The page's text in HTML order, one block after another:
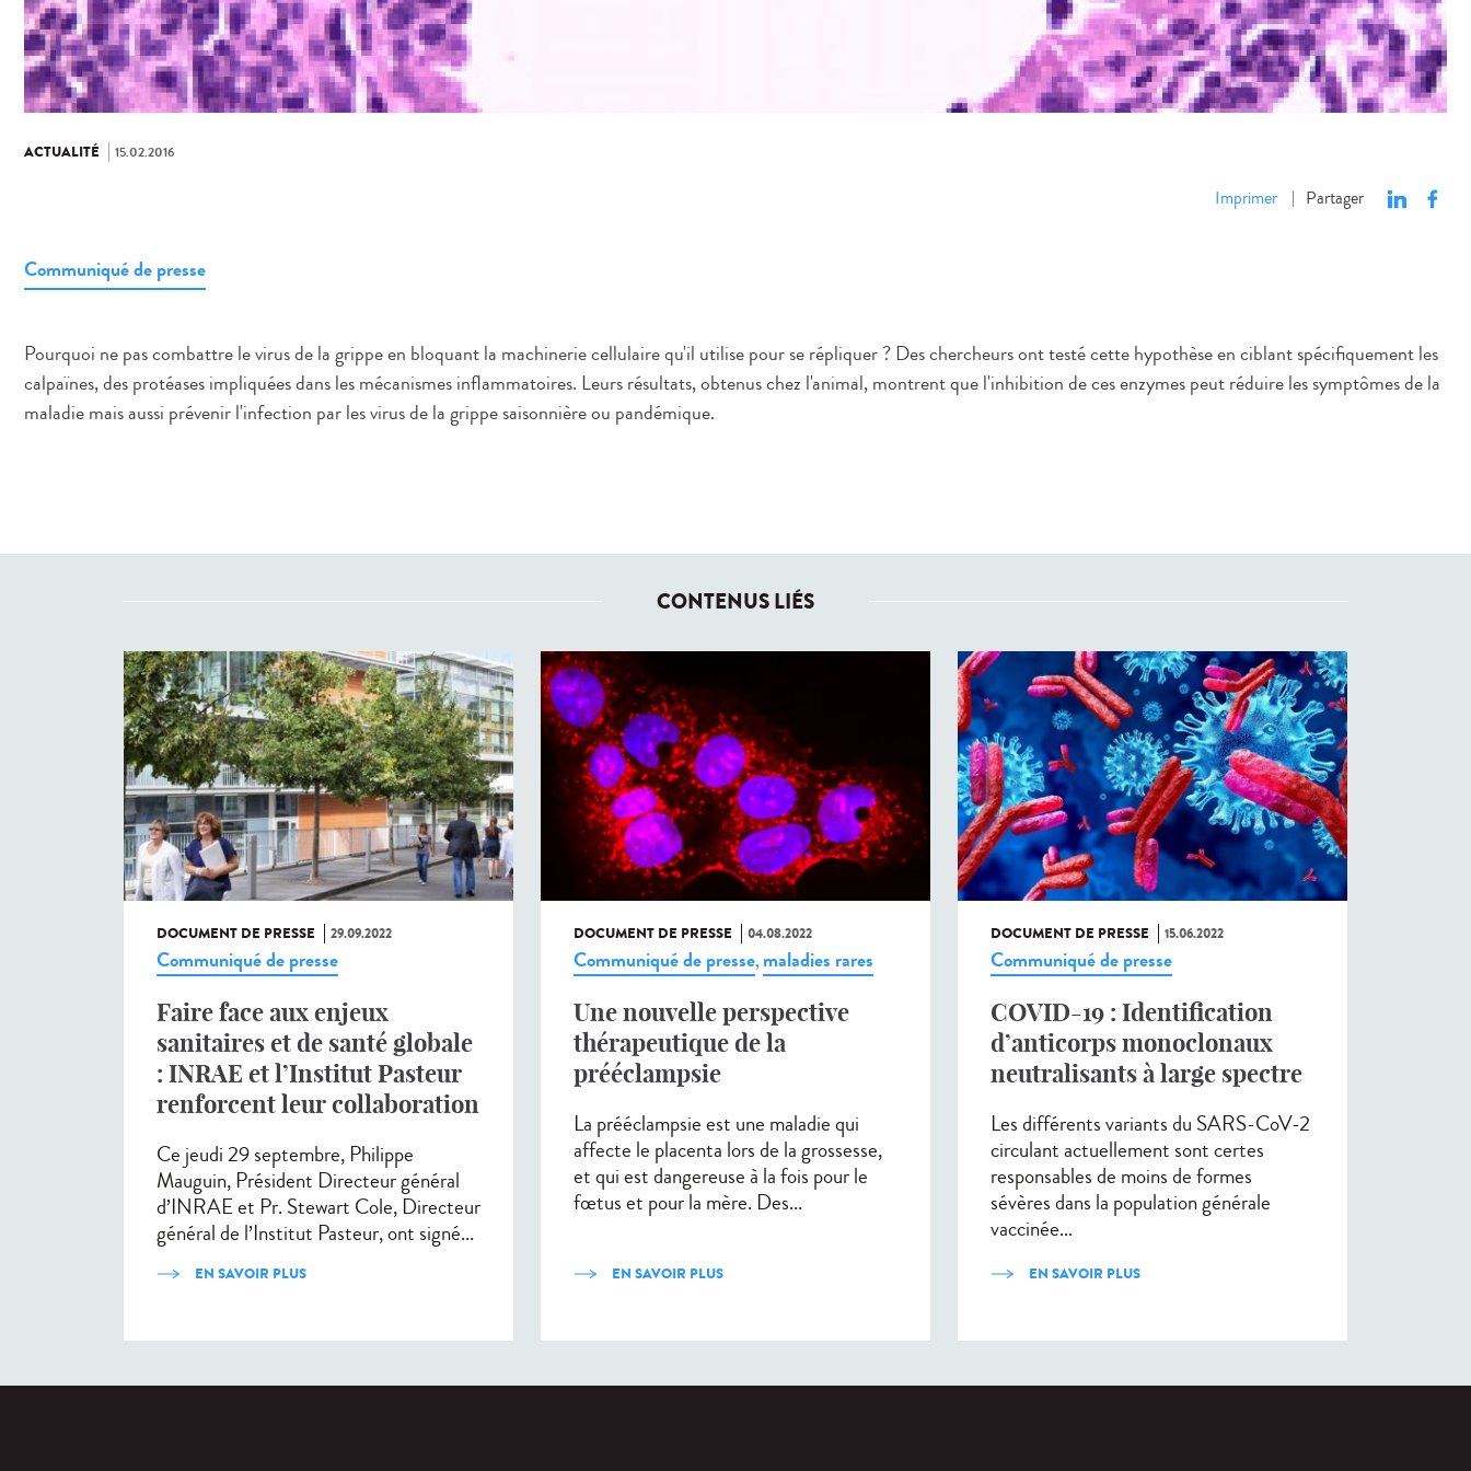
ACTUALITÉ 15.02.2016
Imprimer | Partager
Communiqué de presse
Pourquoi ne pas combattre le virus de la grippe en bloquant la machinerie cellulaire qu'il utilise pour se répliquer ? Des chercheurs ont testé cette hypothèse en ciblant spécifiquement les
calpaïnes, des protéases impliquées dans les mécanismes inflammatoires. Leurs résultats, obtenus chez l'animal, montrent que l'inhibition de ces enzymes peut réduire les symptômes de la
maladie mais aussi prévenir l'infection par les virus de la grippe saisonnière ou pandémique.
CONTENUS LIÉS
DOCUMENT DE PRESSE 29.09.2022
Communiqué de presse
Faire face aux enjeux
sanitaires et de santé globale
: INRAE et l’Institut Pasteur
renforcent leur collaboration
Ce jeudi 29 septembre, Philippe
Mauguin, Président Directeur général
d’INRAE et Pr. Stewart Cole, Directeur
général de l’Institut Pasteur, ont signé...
EN SAVOIR PLUS
DOCUMENT DE PRESSE 04.08.2022
Communiqué de presse, maladies rares
Une nouvelle perspective
thérapeutique de la
prééclampsie
La prééclampsie est une maladie qui
affecte le placenta lors de la grossesse,
et qui est dangereuse à la fois pour le
fœtus et pour la mère. Des...
EN SAVOIR PLUS
DOCUMENT DE PRESSE 15.06.2022
Communiqué de presse
COVID-19 : Identification
d’anticorps monoclonaux
neutralisants à large spectre
Les différents variants du SARS-CoV-2
circulant actuellement sont certes
responsables de moins de formes
sévères dans la population générale
vaccinée...
EN SAVOIR PLUS